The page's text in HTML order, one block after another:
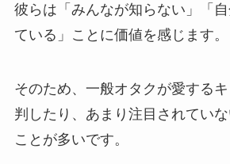
彼らは「みんなが知らない」「
ている」ことに価値を感じます。
そのため、一般オタクが愛する
判したり、あまり注目されてい
ことが多いです。